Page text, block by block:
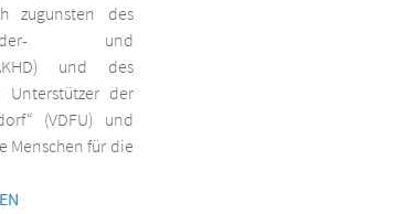
zugunsten des
und
und des
Unterstützer der
(VDFU) und
Menschen für die